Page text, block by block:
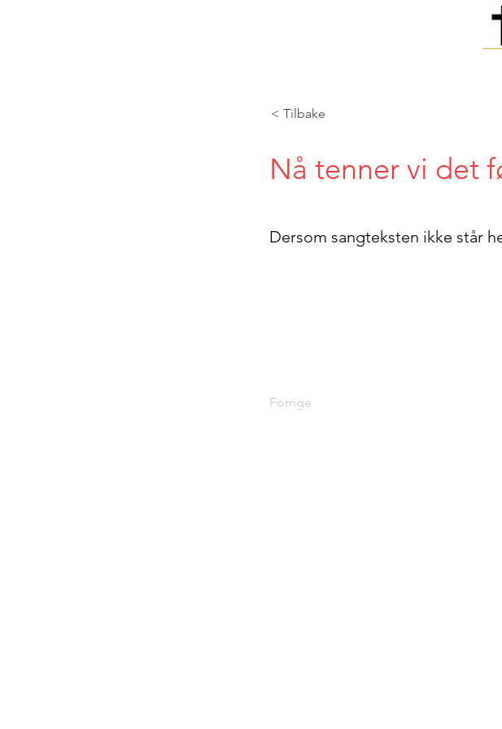
< Tilbake
Nå tenner vi det
Dersom sangteksten ikke står
Forrige